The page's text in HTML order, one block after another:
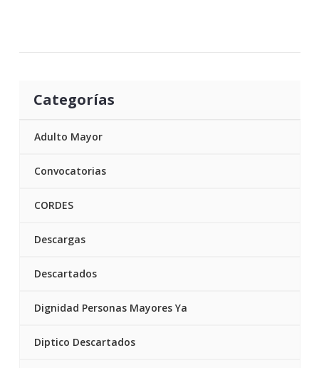
Categorías
Adulto Mayor
Convocatorias
CORDES
Descargas
Descartados
Dignidad Personas Mayores Ya
Diptico Descartados